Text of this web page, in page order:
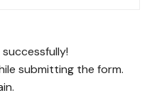
submitting the form.